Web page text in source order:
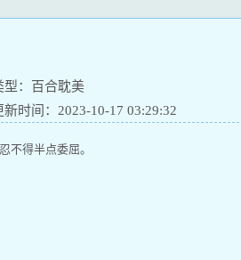
型：百合耽美
新时间：2023-10-17 03:29:32
得半点委屈。